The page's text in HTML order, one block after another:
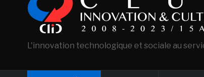
L'innovation technologique et sociale au